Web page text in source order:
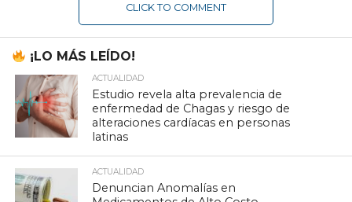
CLICK TO COMMENT
¡LO MÁS LEÍDO!
ACTUALIDAD
Estudio revela alta prevalencia de
enfermedad de Chagas y riesgo de
alteraciones cardíacas en personas
latinas
ACTUALIDAD
Denuncian Anomalías en